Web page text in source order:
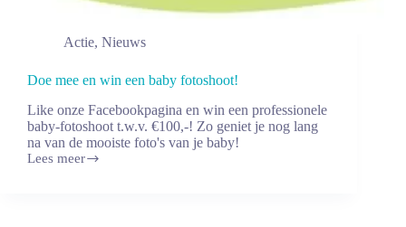
Actie, Nieuws
Doe mee en win een baby fotoshoot!
Like onze Facebookpagina en win een professionele
baby-fotoshoot t.w.v. €100,-! Zo geniet je nog lang
na van de mooiste foto's van je baby!
Lees meer
Doe